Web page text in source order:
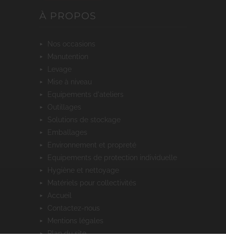
À PROPOS
nos occasions
manutention
mise à niveau
equipements d'ateliers
outillages
solutions de stockage
emballages
environnement et propreté
equipements de protection individuelle
hygiène et nettoyage
matériels pour collectivités
accueil
contactez-nous
mentions légales
plan du site